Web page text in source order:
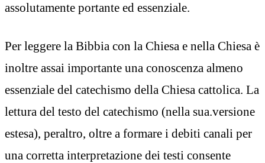
assolutamente portante ed essenziale.
Per leggere la Bibbia con la Chiesa e nella Chiesa è
inoltre assai importante una conoscenza almeno
essenziale del catechismo della Chiesa cattolica. La
lettura del testo del catechismo (nella sua.versione
estesa), peraltro, oltre a formare i debiti canali per
una corretta interpretazione dei testi consente